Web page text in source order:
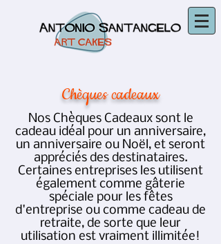
Chèques cadeaux
Nos Chèques Cadeaux sont le
cadeau idéal pour un anniversaire,
un anniversaire ou Noël, et seront
appréciés des destinataires.
Certaines entreprises les utilisent
également comme gâterie
spéciale pour les fêtes
d'entreprise ou comme cadeau de
retraite, de sorte que leur
utilisation est vraiment illimitée!